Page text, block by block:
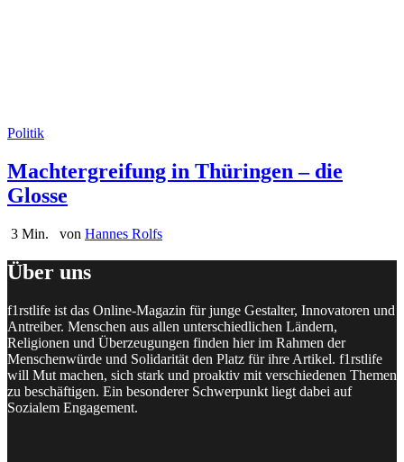
Politik
Machtergreifung in Thüringen – die
Glosse
3 Min. von Hannes Rolfs
Über uns
f1rstlife ist das Online-Magazin für junge Gestalter, Innovatoren und
Antreiber. Menschen aus allen unterschiedlichen Ländern,
Religionen und Überzeugungen finden hier im Rahmen der
Menschenwürde und Solidarität den Platz für ihre Artikel. f1rstlife
will Mut machen, sich stark und proaktiv mit verschiedenen Themen
zu beschäftigen. Ein besonderer Schwerpunkt liegt dabei auf
Sozialem Engagement.